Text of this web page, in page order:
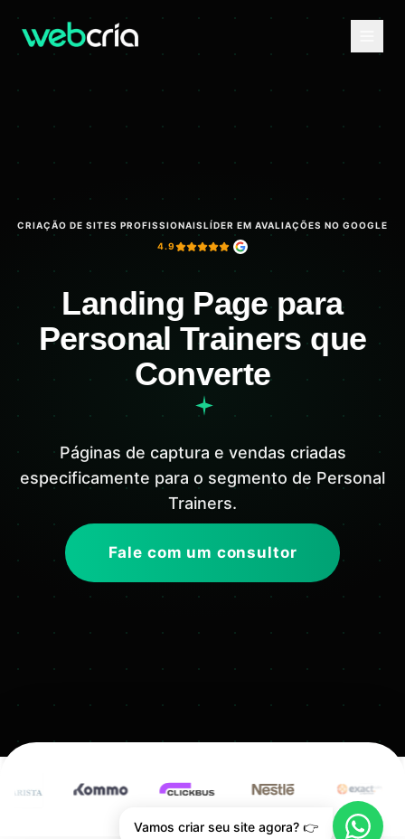
CRIAÇÃO DE SITES PROFISSIONAISLÍDER EM AVALIAÇÕES NO GOOGLE
4.9
Landing Page para
Personal Trainers que
Converte
Páginas de captura e vendas criadas
especificamente para o segmento de Personal
Trainers.
Fale com um consultor
Vamos criar seu site agora? 👉